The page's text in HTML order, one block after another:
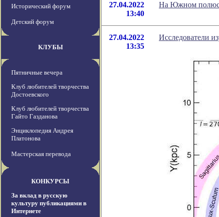
Исторический форум
Детский форум
КЛУБЫ
Пятничные вечера
Клуб любителей творчества
Достоевского
Клуб любителей творчества
Гайто Газданова
Энциклопедия Андрея
Платонова
Мастерская перевода
КОНКУРСЫ
За вклад в русскую
культуру публикациями в
Интернете
27.04.2022
13:40
На Южном полюсе
27.04.2022
13:35
Исследователи